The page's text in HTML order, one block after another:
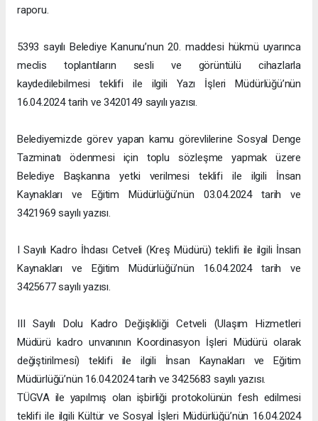
raporu.
5393 sayılı Belediye Kanunu’nun 20. maddesi hükmü uyarınca
meclis toplantıların sesli ve görüntülü cihazlarla
kaydedilebilmesi teklifi ile ilgili Yazı İşleri Müdürlüğü’nün
16.04.2024 tarih ve 3420149 sayılı yazısı.
Belediyemizde görev yapan kamu görevlilerine Sosyal Denge
Tazminatı ödenmesi için toplu sözleşme yapmak üzere
Belediye Başkanına yetki verilmesi teklifi ile ilgili İnsan
Kaynakları ve Eğitim Müdürlüğü’nün 03.04.2024 tarih ve
3421969 sayılı yazısı.
I Sayılı Kadro İhdası Cetveli (Kreş Müdürü) teklifi ile ilgili İnsan
Kaynakları ve Eğitim Müdürlüğü’nün 16.04.2024 tarih ve
3425677 sayılı yazısı.
III Sayılı Dolu Kadro Değişikliği Cetveli (Ulaşım Hizmetleri
Müdürü kadro unvanının Koordinasyon İşleri Müdürü olarak
değiştirilmesi) teklifi ile ilgili İnsan Kaynakları ve Eğitim
Müdürlüğü’nün 16.04.2024 tarih ve 3425683 sayılı yazısı.
TÜGVA ile yapılmış olan işbirliği protokolünün fesh edilmesi
teklifi ile ilgili Kültür ve Sosyal İşleri Müdürlüğü’nün 16.04.2024